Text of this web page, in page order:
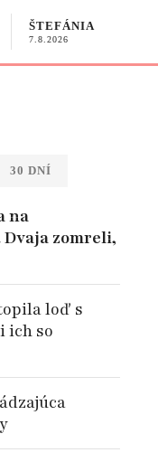
ŠTEFÁNIA
7.8.2026
30 DNÍ
na
zomreli,
loď s
ich so